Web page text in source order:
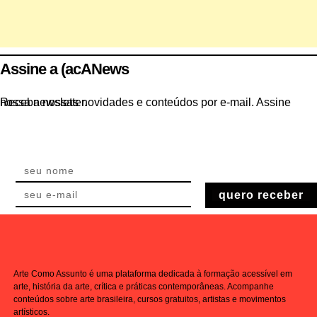
Assine a (acANews
Receba nossas novidades e conteúdos por e-mail. Assine nossa newsletter.
quero receber
Arte Como Assunto é uma plataforma dedicada à formação acessível em
arte, história da arte, crítica e práticas contemporâneas. Acompanhe
conteúdos sobre arte brasileira, cursos gratuitos, artistas e movimentos
artísticos.